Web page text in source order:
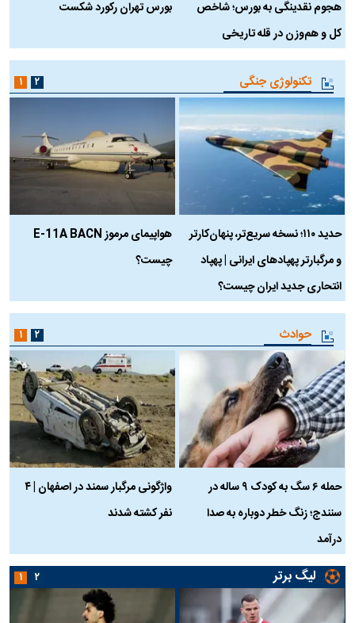
هجوم نقدینگی به بورس؛ شاخص
کل و هم‌وزن در قله تاریخی
بورس تهران رکورد شکست
تکنولوژی جنگی
حدید ۱۱۰؛ نسخه سریع‌تر، پنهان‌کارتر
و مرگبارتر پهپادهای ایرانی | پهپاد
انتحاری جدید ایران چیست؟
هواپیمای مرموز E-11A BACN
چیست؟
۱ ۲
حوادث
حمله ۶ سگ به کودک ۹ ساله در
سنندج؛ زنگ خطر دوباره به صدا
درآمد
واژگونی مرگبار سمند در اصفهان | ۴
نفر کشته شدند
۱ ۲
لیگ برتر ۱ ۲